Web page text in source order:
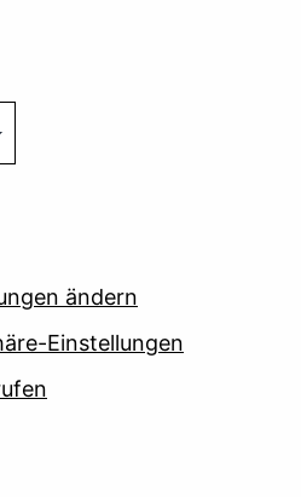
ändern
Einstellungen